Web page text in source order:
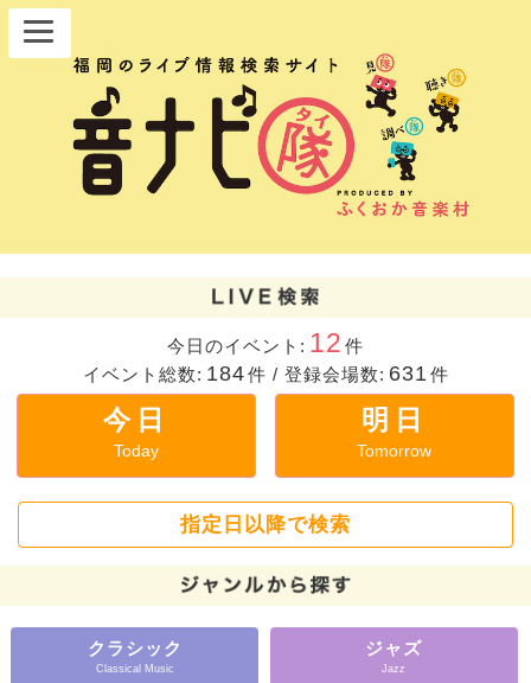
今日のイベント: 12 件
イベント総数: 184件 / 登録会場数: 631 件
今日
Today
明日
Tomorrow
指定日以降で検索
クラシック
Classical Music
ジャズ
Jazz